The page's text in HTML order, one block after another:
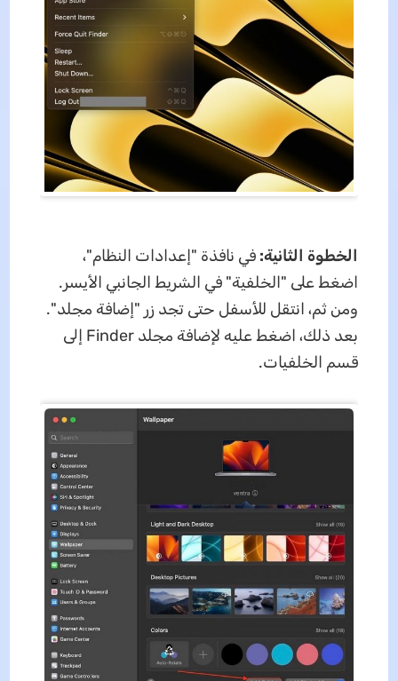
الخطوة الثانية: في نافذة "إعدادات النظام"،
اضغط على "الخلفية" في الشريط الجانبي الأيسر.
ومن ثم، انتقل للأسفل حتى تجد زر "إضافة مجلد".
بعد ذلك، اضغط عليه لإضافة مجلد Finder إلى
قسم الخلفيات.